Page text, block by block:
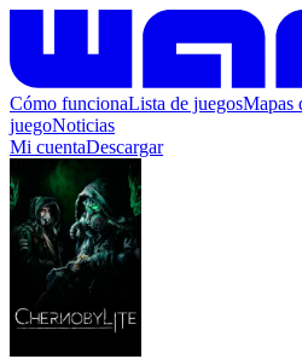
Cómo funcionaLista de juegosMapas
juegoNoticias
Mi cuentaDescargar